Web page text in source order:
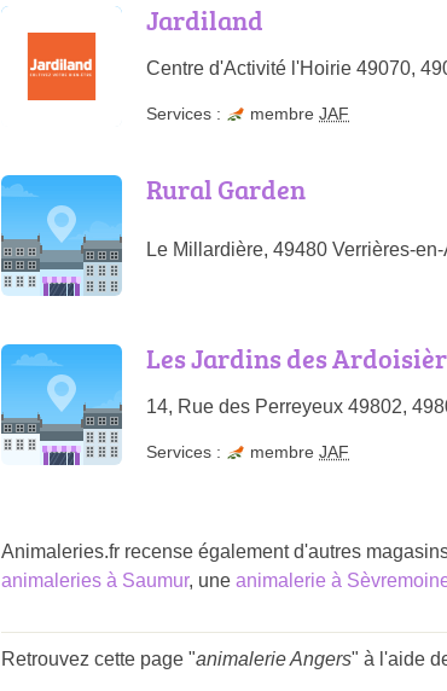
Jardiland
Centre d'Activité l'Hoirie 49070,
Services : membre JAF
Rural Garden
Le Millardière, 49480 Verrières-
Les Jardins des
14, Rue des Perreyeux 49802,
Services : membre JAF
Animaleries.fr recense également d'autres
animaleries à Saumur, une animalerie à
Retrouvez cette page "animalerie Angers" à l'aide